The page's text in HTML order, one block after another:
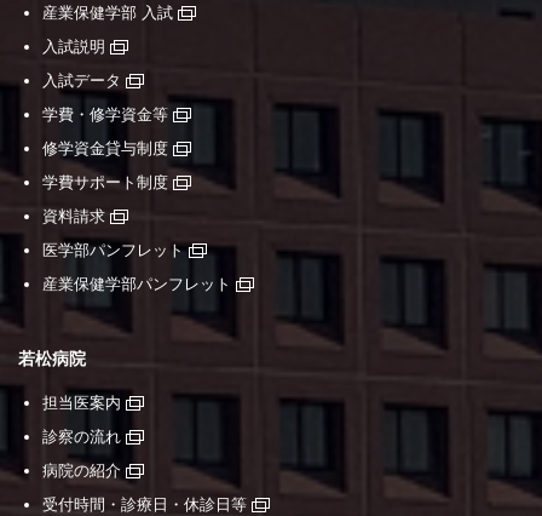
産業保健学部 入試
入試説明
入試データ
学費・修学資金等
修学資金貸与制度
学費サポート制度
資料請求
医学部パンフレット
産業保健学部パンフレット
若松病院
担当医案内
診察の流れ
病院の紹介
受付時間・診療日・休診日等